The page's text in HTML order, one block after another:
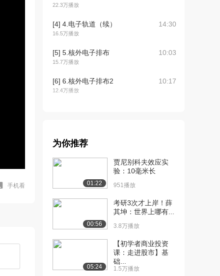
手机看
22.3万播放
[4] 4.电子轨道（续）
16.5万播放
14:30
[5] 5.核外电子排布
15.7万播放
10:03
[6] 6.核外电子排布2
12.4万播放
10:17
[8] 8.元素周期表中的“族”
13.3万播放
[9] 9.元素周期律-电离能 12:12
12.6万播放
[11] 11.离子键、共价键与
13.8万播放
[12] 12.分子式和实验式
11.1万播放
为你推荐
01:22
贾尼别科夫效应实
验：10毫米长
951播放
00:56
考研3次才上岸！薛
其坤：世界上哪有...
3.8万播放
05:24
【初学者商业投资
课：走进股市】基
础...
1.5万播放